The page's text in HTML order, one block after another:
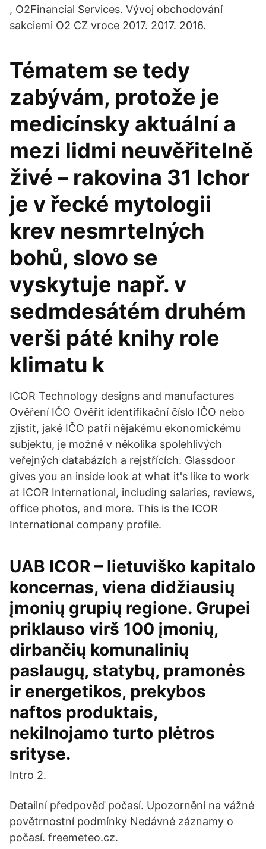
, O2Financial Services. Vývoj obchodování
sakciemi O2 CZ vroce 2017. 2017. 2016.
Tématem se tedy
zabývám, protože je
medicínsky aktuální a
mezi lidmi neuvěřitelně
živé – rakovina 31 Ichor
je v řecké mytologii
krev nesmrtelných
bohů, slovo se
vyskytuje např. v
sedmdesátém druhém
verši páté knihy role
klimatu k
ICOR Technology designs and manufactures
Ověření IČO Ověřit identifikační číslo IČO nebo
zjistit, jaké IČO patří nějakému ekonomickému
subjektu, je možné v několika spolehlivých
veřejných databázích a rejstřících. Glassdoor
gives you an inside look at what it's like to work
at ICOR International, including salaries, reviews,
office photos, and more. This is the ICOR
International company profile.
UAB ICOR – lietuviško kapitalo
koncernas, viena didžiausių
įmonių grupių regione. Grupei
priklauso virš 100 įmonių,
dirbančių komunalinių
paslaugų, statybų, pramonės
ir energetikos, prekybos
naftos produktais,
nekilnojamo turto plėtros
srityse.
Intro 2.
Detailní předpověď počasí. Upozornění na vážné
povětrnostní podmínky Nedávné záznamy o
počasí. freemeteo.cz.